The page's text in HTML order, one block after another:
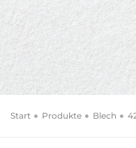
Start Produkte Blech